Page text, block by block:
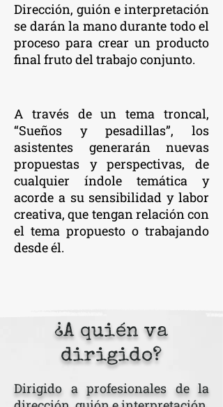
Dirección, guión e interpretación
se darán la mano durante todo el
proceso para crear un producto
final fruto del trabajo conjunto.
A través de un tema troncal,
“Sueños y pesadillas”, los
asistentes generarán nuevas
propuestas y perspectivas, de
cualquier índole temática y
acorde a su sensibilidad y labor
creativa, que tengan relación con
el tema propuesto o trabajando
desde él.
¿A quién va
dirigido?
Dirigido a profesionales de la